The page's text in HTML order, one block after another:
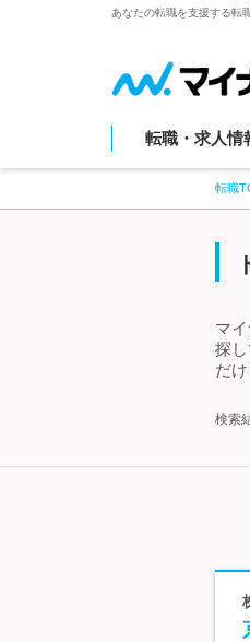
あなたの転職を支援する転
転職・求人情
転職
マ
探
だ
検索